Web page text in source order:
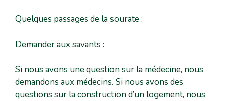
Quelques passages de la sourate :
Demander aux savants :
Si nous avons une question sur la médecine, nous
demandons aux médecins. Si nous avons des
questions sur la construction d’un logement, nous